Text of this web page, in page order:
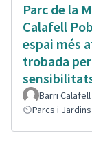
Parc de la
Calafell
espai més
trobada
Barri
Parcs i